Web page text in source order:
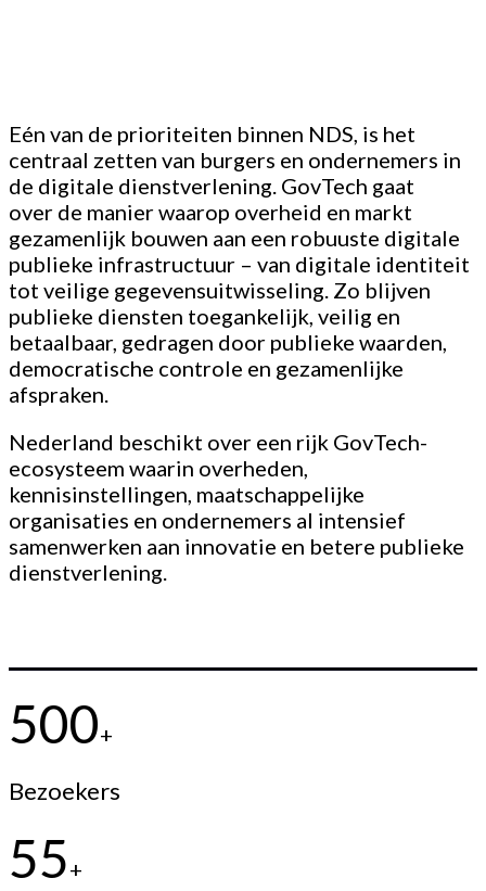
Eén van de prioriteiten binnen NDS, is het
centraal zetten van burgers en ondernemers in
de digitale dienstverlening. GovTech gaat
over de manier waarop overheid en markt
gezamenlijk bouwen aan een robuuste digitale
publieke infrastructuur – van digitale identiteit
tot veilige gegevensuitwisseling. Zo blijven
publieke diensten toegankelijk, veilig en
betaalbaar, gedragen door publieke waarden,
democratische controle en gezamenlijke
afspraken.
Nederland beschikt over een rijk GovTech-
ecosysteem waarin overheden,
kennisinstellingen, maatschappelijke
organisaties en ondernemers al intensief
samenwerken aan innovatie en betere publieke
dienstverlening.
500+
Bezoekers
55+